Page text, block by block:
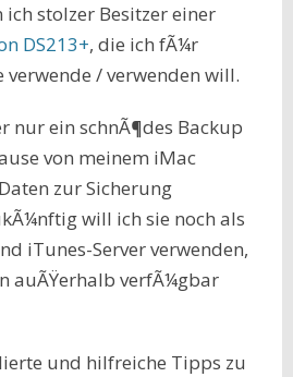
stolzer Besitzer einer
DS213+, die ich fÃ¼r
verwende / verwenden will.
nur ein schnÃ¶des Backup
von meinem iMac
zur Sicherung
will ich sie noch als
iTunes-Server verwenden,
auÃŸerhalb verfÃ¼gbar
und hilfreiche Tipps zu